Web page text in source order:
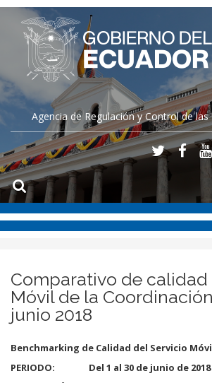
Agencia de Regulación y Control de
Comparativo de calidad
Móvil de la
junio 2018
Benchmarking de Calidad del Servicio
PERIODO: Del 1 al 30 de junio de 2018